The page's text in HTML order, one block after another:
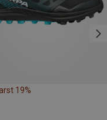
19%